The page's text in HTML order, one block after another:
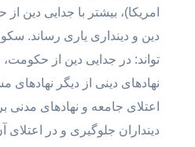
امریکا)، بیشتر با جدایی دین
دین و دینداری یاری رساند.
تواند: در جدایی دین از
نهادهای دینی از دیگر نهادهای
اعتلای جامعه و نهادهای مدنی
دینداران جلوگیری و در اعتلای